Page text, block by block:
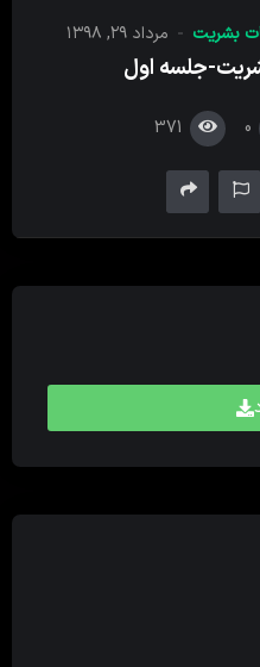
بشریت مرداد ۲۹, ۱۳۹۸
جلسه اول
0
371